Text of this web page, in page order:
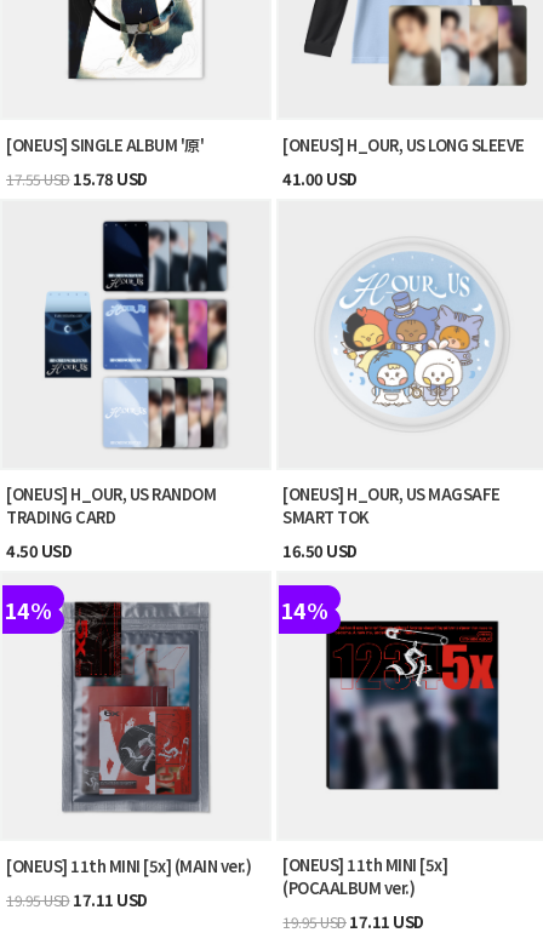
[ONEUS] SINGLE ALBUM '原'
17.55 USD15.78 USD
[ONEUS] H_OUR, US LONG SLEEVE
41.00 USD
[ONEUS] H_OUR, US RANDOM
TRADING CARD
4.50 USD
[ONEUS] H_OUR, US MAGSAFE
SMART TOK
16.50 USD
14%
[ONEUS] 11th MINI [5x] (MAIN ver.)
19.95 USD17.11 USD
14%
[ONEUS] 11th MINI [5x]
(POCAALBUM ver.)
19.95 USD17.11 USD